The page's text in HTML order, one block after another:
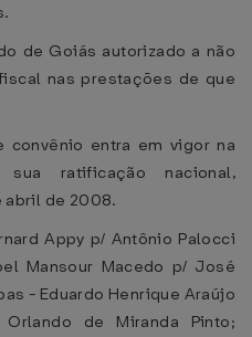
de Goiás autorizado a não
nas prestações de que
convênio entra em vigor na
ratificação nacional,
abril de 2008.
Appy p/ Antônio Palocci
Mansour Macedo p/ José
- Eduardo Henrique Araújo
de Miranda Pinto;